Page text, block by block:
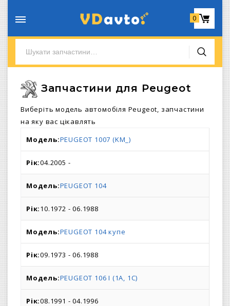
0
Запчастини для Peugeot
Виберіть модель автомобіля Peugeot, запчастини
на яку вас цікавлять
PEUGEOT 1007 (KM_)
04.2005 -
PEUGEOT 104
10.1972 - 06.1988
PEUGEOT 104 купе
09.1973 - 06.1988
PEUGEOT 106 I (1A, 1C)
08.1991 - 04.1996